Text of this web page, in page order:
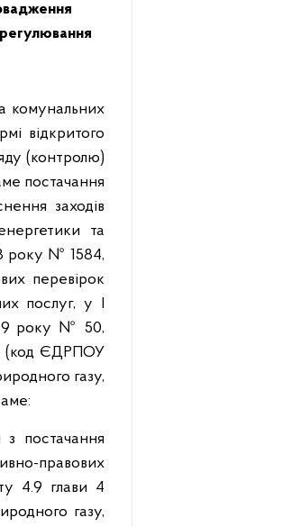
комунальних
відкритого
(контролю)
постачання
заходів
та
року № 1584,
перевірок
послуг, у І
року № 50,
(код ЄДРПОУ
газу,
з постачання
правових
4.9 глави 4
газу,